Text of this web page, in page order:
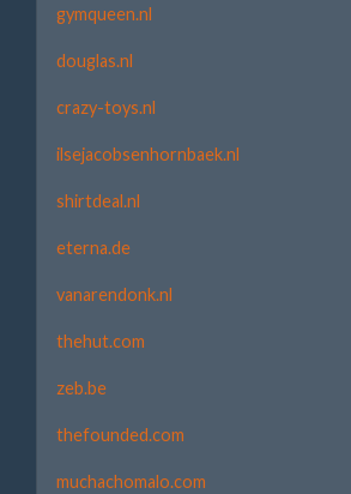
gymqueen.nl
douglas.nl
crazy-toys.nl
ilsejacobsenhornbaek.nl
shirtdeal.nl
eterna.de
vanarendonk.nl
thehut.com
zeb.be
thefounded.com
muchachomalo.com